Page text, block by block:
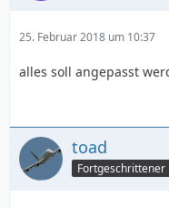
25. Februar 2018 um 10:37
alles soll angepasst
toad
Fortgeschrittener